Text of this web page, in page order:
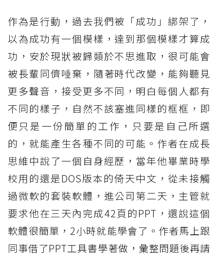
作為是行動，過去我們被「成功」綁架了，
以為成功有一個模樣，達到那個模樣才算成
功，安於現狀被歸類於不思進取，很可能會
被長輩同儕唾棄，隨著時代改變，能夠聽見
更多聲音，接受更多不同，明白每個人都有
不同的樣子，自然不該塞進同樣的框框，即
便只是一份簡單的工作，只要是自己所選
的，就能產生各種不同的可能。作者在成長
思維中說了一個自身經歷，當年他畢業時學
校用的還是DOS版本的倚天中文，從未接觸
過微軟的套裝軟體，進公司第二天，主管就
要求他在三天內完成42頁的PPT，還說這個
軟體很簡單，2小時就能學會了。作者馬上跟
同事借了PPT工具書學著做，彙整問題後再請